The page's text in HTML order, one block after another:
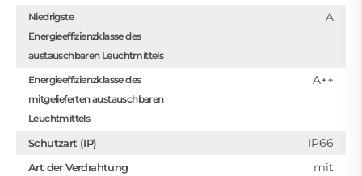
Niedrigste
Energieeffizienzklasse des
austauschbaren Leuchtmittels
A
Energieeffizienzklasse des
mitgelieferten austauschbaren
Leuchtmittels
A++
Schutzart (IP) IP66
Art der Verdrahtung
mit